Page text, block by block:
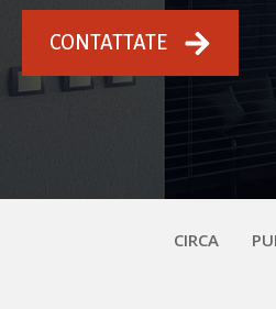
CONTATTATE
CIRCA